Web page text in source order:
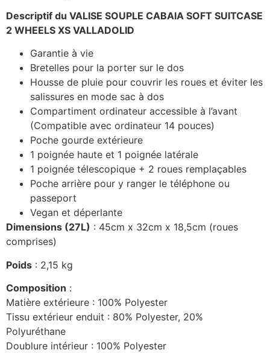
Descriptif du VALISE SOUPLE CABAIA SOFT SUITCASE
2 WHEELS XS VALLADOLID
Garantie à vie
Bretelles pour la porter sur le dos
Housse de pluie pour couvrir les roues et éviter les
salissures en mode sac à dos
Compartiment ordinateur accessible à l’avant
(Compatible avec ordinateur 14 pouces)
Poche gourde extérieure
1 poignée haute et 1 poignée latérale
1 poignée télescopique + 2 roues remplaçables
Poche arrière pour y ranger le téléphone ou
passeport
Vegan et déperlante
Dimensions (27L) : 45cm x 32cm x 18,5cm (roues
comprises)
Poids : 2,15 kg
Composition :
Matière extérieure : 100% Polyester
Tissu extérieur enduit : 80% Polyester, 20%
Polyuréthane
Doublure intérieur : 100% Polyester